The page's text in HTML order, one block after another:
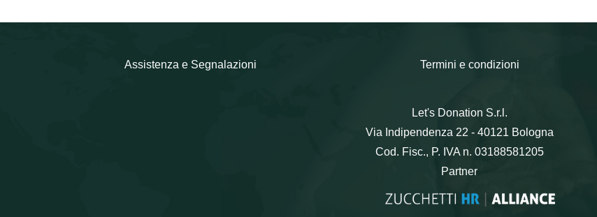
Assistenza e Segnalazioni Termini e condizioni
Let's Donation S.r.l.
Via Indipendenza 22 - 40121 Bologna
Cod. Fisc., P. IVA n. 03188581205
Partner